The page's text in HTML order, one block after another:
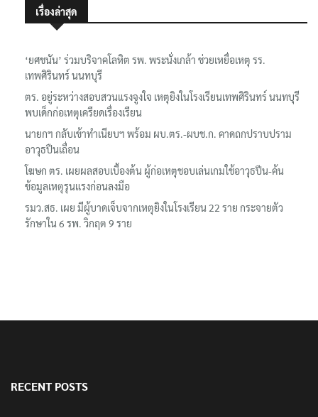
เรื่องล่าสุด
‘ยศชนัน’ ร่วมบริจาคโลหิต รพ. พระนั่งเกล้า ช่วยเหยื่อเหตุ รร.
เทพศิรินทร์ นนทบุรี
ตร. อยู่ระหว่างสอบสวนแรงจูงใจ เหตุยิงในโรงเรียนเทพศิรินทร์ นนทบุรี
พบเด็กก่อเหตุเครียดเรื่องเรียน
นายกฯ กลับเข้าทำเนียบฯ พร้อม ผบ.ตร.-ผบช.ก. คาดถกปราบปราม
อาวุธปืนเถื่อน
โฆษก ตร. เผยผลสอบเบื้องต้น ผู้ก่อเหตุชอบเล่นเกมใช้อาวุธปืน-ค้น
ข้อมูลเหตุรุนแรงก่อนลงมือ
รมว.สธ. เผย มีผู้บาดเจ็บจากเหตุยิงในโรงเรียน 22 ราย กระจายตัว
รักษาใน 6 รพ. วิกฤต 9 ราย
RECENT POSTS